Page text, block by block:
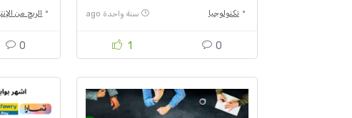
تكنولوجيا سنة واحدة ago
1 0
الربح من
0